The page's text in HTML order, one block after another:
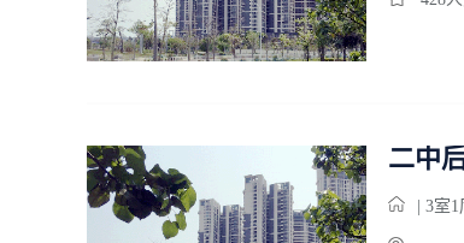
二中
| 3室